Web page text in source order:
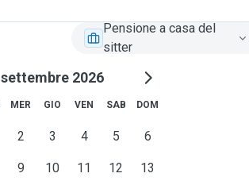
Pensione a casa del
sitter
settembre 2026
MER GIO VEN SAB DOM
2 3 4 5 6
9 10 11 12 13